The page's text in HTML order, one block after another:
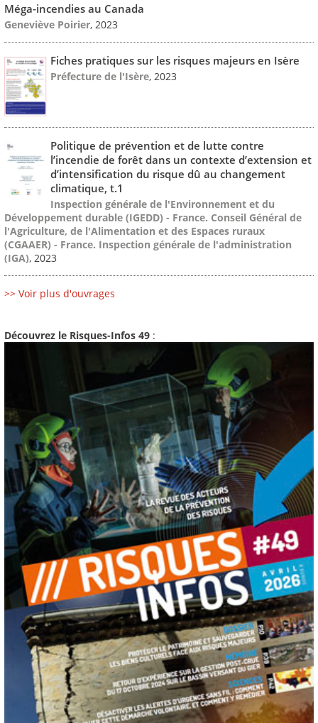
Méga-incendies au Canada
Geneviève Poirier, 2023
Fiches pratiques sur les risques majeurs en Isère
Préfecture de l'Isère, 2023
Politique de prévention et de lutte contre
l’incendie de forêt dans un contexte d’extension et
d’intensification du risque dû au changement
climatique, t.1
Inspection générale de l'Environnement et du
Développement durable (IGEDD) - France. Conseil Général de
l'Agriculture, de l'Alimentation et des Espaces ruraux
(CGAAER) - France. Inspection générale de l'administration
(IGA), 2023
>> Voir plus d'ouvrages
Découvrez le Risques-Infos 49 :